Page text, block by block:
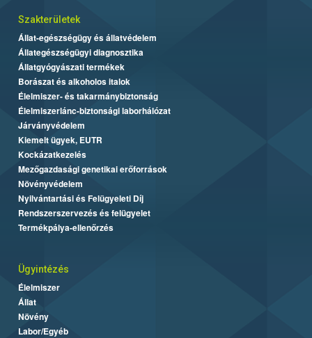
Szakterületek
Állat-egészségügy és állatvédelem
Állategészségügyi diagnosztika
Állatgyógyászati termékek
Borászat és alkoholos italok
Élelmiszer- és takarmánybiztonság
Élelmiszerlánc-biztonsági laborhálózat
Járványvédelem
Kiemelt ügyek, EUTR
Kockázatkezelés
Mezőgazdasági genetikai erőforrások
Növényvédelem
Nyilvántartási és Felügyeleti Díj
Rendszerszervezés és felügyelet
Termékpálya-ellenőrzés
Ügyintézés
Élelmiszer
Állat
Növény
Labor/Egyéb